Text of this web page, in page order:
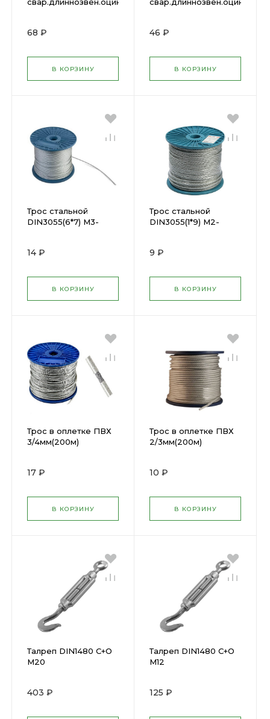
68 ₽
В КОРЗИНУ
46 ₽
В КОРЗИНУ
Трос стальной
DIN3055(6*7) М3-
14 ₽
В КОРЗИНУ
Трос стальной
DIN3055(1*9) М2-
9 ₽
В КОРЗИНУ
Трос в оплетке ПВХ
3/4мм(200м)
17 ₽
В КОРЗИНУ
Трос в оплетке ПВХ
2/3мм(200м)
10 ₽
В КОРЗИНУ
Талреп DIN1480 С+О
М20
403 ₽
Талреп DIN1480 С+О
М12
125 ₽